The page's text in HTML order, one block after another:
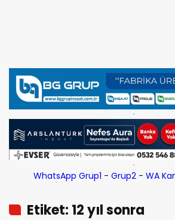
WhatsApp Grup1 - Grup2- WA
Etiket: 12 yıl sonra